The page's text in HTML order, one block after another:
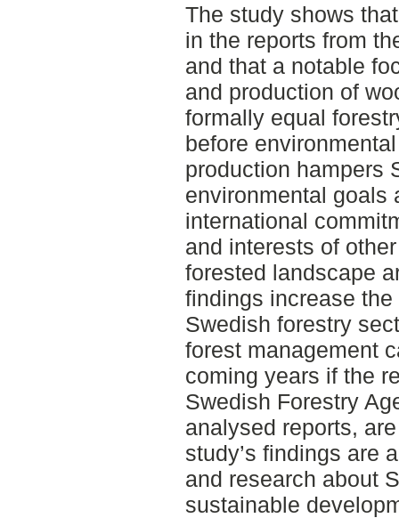
The study shows
in the reports from
and that a notable
and production of
formally equal
before
production hampers
environmental goals
international
and interests of
forested landscape
findings increase
Swedish forestry
forest management
coming years if the
Swedish Forestry
analysed reports,
study’s findings are
and research about
sustainable